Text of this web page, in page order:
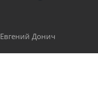
Евгений Донич